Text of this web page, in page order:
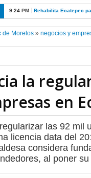
4:01 PM Municipales
de Morelos» negocios y
la
en
las 92 mil
licencia data del
considera
al poner